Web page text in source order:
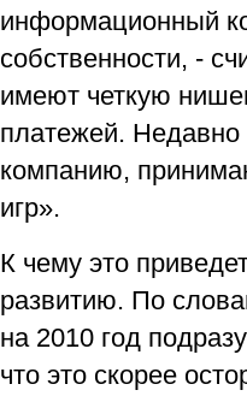
информационный
собственности, -
имеют четкую
платежей.
компанию,
игр».
К чему это
развитию. По
на 2010 год
что это скорее